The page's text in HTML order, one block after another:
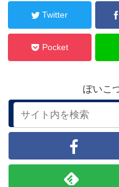
Twitter
Pocket
ぽいこ